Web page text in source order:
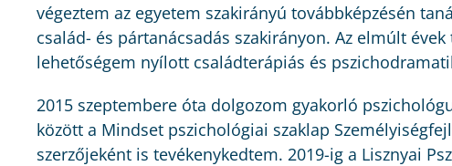
végeztem az egyetem szakirányú továbbképzésén
család- és pártanácsadás szakirányon. Az elmúlt
lehetőségem nyílott családterápiás és
2015 szeptembere óta dolgozom gyakorló
között a Mindset pszichológiai szaklap
szerzőjeként is tevékenykedtem. 2019-ig a Lisznyai